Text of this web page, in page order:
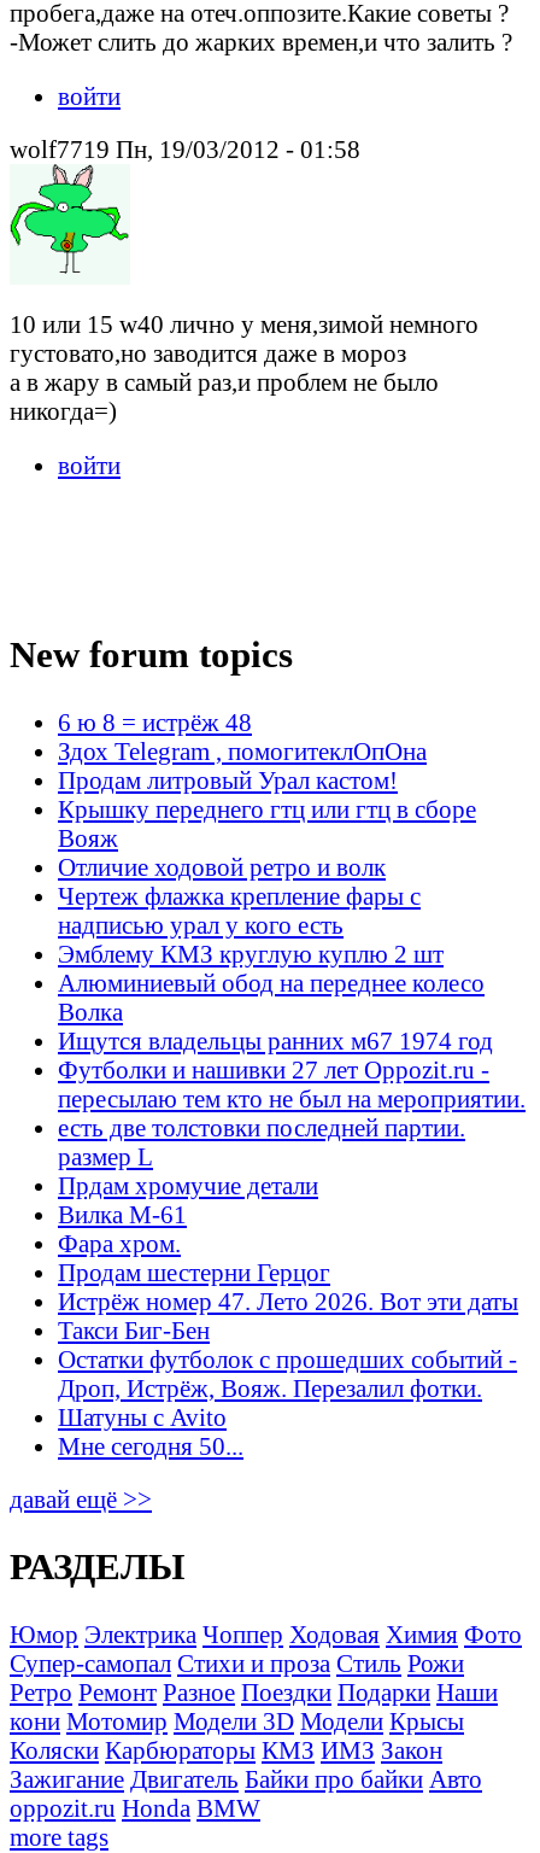
пробега,даже на отеч.оппозите.Какие советы ?
-Может слить до жарких времен,и что залить ?
войти
wolf7719 Пн, 19/03/2012 - 01:58
10 или 15 w40 лично у меня,зимой немного
густовато,но заводится даже в мороз
а в жару в самый раз,и проблем не было
никогда=)
войти
New forum topics
6 ю 8 = истрёж 48
Здох Telegram , помогитеклОпОна
Продам литровый Урал кастом!
Крышку переднего гтц или гтц в сборе
Вояж
Отличие ходовой ретро и волк
Чертеж флажка крепление фары с
надписью урал у кого есть
Эмблему КМЗ круглую куплю 2 шт
Алюминиевый обод на переднее колесо
Волка
Ищутся владельцы ранних м67 1974 год
Футболки и нашивки 27 лет Oppozit.ru -
пересылаю тем кто не был на мероприятии.
есть две толстовки последней партии.
размер L
Прдам хромучие детали
Вилка М-61
Фара хром.
Продам шестерни Герцог
Истрёж номер 47. Лето 2026. Вот эти даты
Такси Биг-Бен
Остатки футболок с прошедших событий -
Дроп, Истрёж, Вояж. Перезалил фотки.
Шатуны с Avito
Мне сегодня 50...
давай ещё >>
РАЗДЕЛЫ
Юмор Электрика Чоппер Ходовая Химия Фото
Супер-самопал Стихи и проза Стиль Рожи
Ретро Ремонт Разное Поездки Подарки Наши
кони Мотомир Модели 3D Модели Крысы
Коляски Карбюраторы КМЗ ИМЗ Закон
Зажигание Двигатель Байки про байки Авто
oppozit.ru Honda BMW
more tags